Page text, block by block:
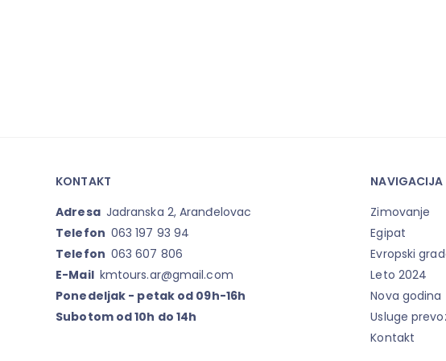
KONTAKT
Adresa Jadranska 2, Aranđelovac
Telefon 063 197 93 94
Telefon 063 607 806
E-Mail kmtours.ar@gmail.com
Ponedeljak - petak od 09h-16h
Subotom od 10h do 14h
NAVIGACIJA
Zimovanje
Egipat
Evropski
Leto 2024
Nova godina
Usluge
Kontakt